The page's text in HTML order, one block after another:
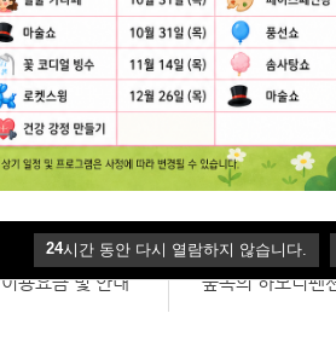
24시간 동안 다시 열람하지 않습니다.
이용요금 및 안내 숲속의 하모니펜